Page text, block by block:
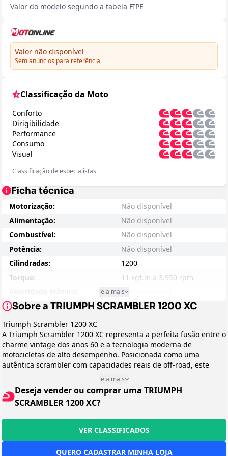
Valor do modelo segundo a tabela FIPE
Valor não disponível
Sem anúncios para referência
Classificação da Moto
Conforto
Dirigibilidade
Performance
Consumo
Visual
Classificação de especialistas
Ficha técnica
Motorização:
Não disponível
Alimentação:
Não disponível
Combustível:
Não disponível
Potência:
Não disponível
Cilindradas:
1200
Torque:
11 kgf.m a 3.950 rpm
Não disponível
Consumo - Cidade:
Não disponível
Consumo - Estrada:
Entre-eixos:
1530
Peso:
205
Suspensão Dianteira:
Não disponível
Não disponível
Freio:
Não disponível
Preço Sugerido:
Arrefecimento:
Líquido
Peso em Movimento:
Não disponível
Não disponível
leia mais
Sobre a TRIUMPH SCRAMBLER 1200 XC
Triumph Scrambler 1200 XC
A Triumph Scrambler 1200 XC representa a perfeita fusão entre o
charme vintage dos anos 60 e a tecnologia moderna de
motocicletas de alto desempenho. Posicionada como uma
autêntica scrambler com capacidades reais de off-road, este
modelo mira no motociclista que busca versatilidade sem abrir
mão do estilo clássico. É a escolha ideal para quem deseja uma
moto que transite com desenvoltura tanto no asfalto urbano
quanto em trilhas e estradas não pavimentadas.
Classificada como uma autêntica scrambler moderna, a 1200 XC
exibe um design que homenageia as motos off-road dos anos 60,
mas com uma interpretação contemporânea e sofisticada.
leia mais
Deseja vender ou comprar uma TRIUMPH
SCRAMBLER 1200 XC?
VER CLASSIFICADOS
QUERO CADASTRAR MINHA LOJA